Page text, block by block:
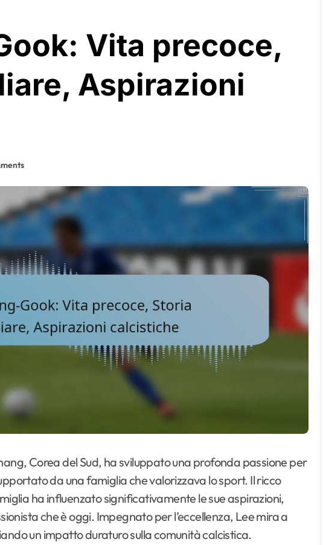
Vita precoce,
Aspirazioni
Corea del Sud, ha sviluppato una profonda passione per
da una famiglia che valorizzava lo sport. Il ricco
ha influenzato significativamente le sue aspirazioni,
che è oggi. Impegnato per l’eccellenza, Lee mira a
un impatto duraturo sulla comunità calcistica.